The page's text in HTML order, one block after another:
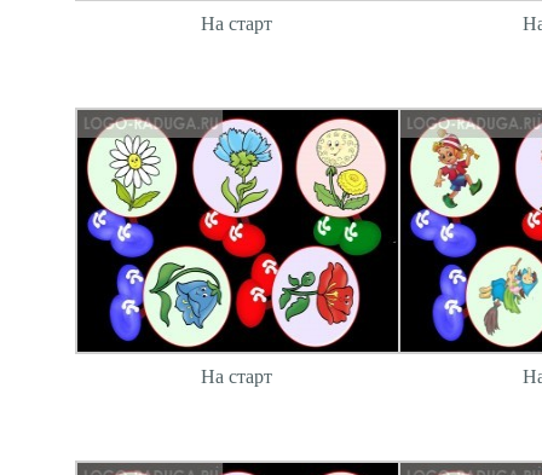
На старт
На старт